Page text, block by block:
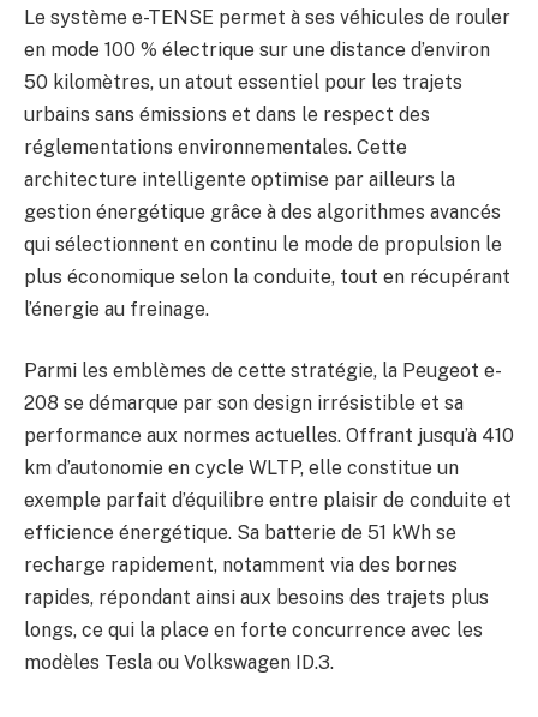
Le système e-TENSE permet à ses véhicules de rouler
en mode 100 % électrique sur une distance d’environ
50 kilomètres, un atout essentiel pour les trajets
urbains sans émissions et dans le respect des
réglementations environnementales. Cette
architecture intelligente optimise par ailleurs la
gestion énergétique grâce à des algorithmes avancés
qui sélectionnent en continu le mode de propulsion le
plus économique selon la conduite, tout en récupérant
l’énergie au freinage.
Parmi les emblèmes de cette stratégie, la Peugeot e-
208 se démarque par son design irrésistible et sa
performance aux normes actuelles. Offrant jusqu’à 410
km d’autonomie en cycle WLTP, elle constitue un
exemple parfait d’équilibre entre plaisir de conduite et
efficience énergétique. Sa batterie de 51 kWh se
recharge rapidement, notamment via des bornes
rapides, répondant ainsi aux besoins des trajets plus
longs, ce qui la place en forte concurrence avec les
modèles Tesla ou Volkswagen ID.3.